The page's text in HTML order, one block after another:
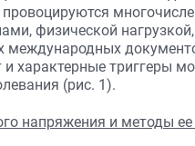
физической
и характерные триггеры
(рис. 1).